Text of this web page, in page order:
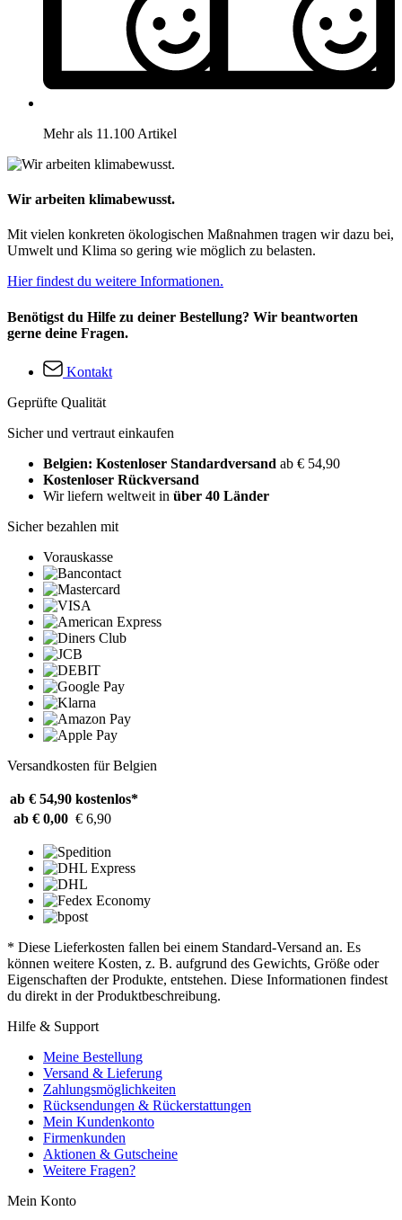
Mehr als 11.100 Artikel
Wir arbeiten klimabewusst.
Mit vielen konkreten ökologischen Maßnahmen tragen wir dazu bei,
Umwelt und Klima so gering wie möglich zu belasten.
Hier findest du weitere Informationen.
Benötigst du Hilfe zu deiner Bestellung? Wir beantworten
gerne deine Fragen.
Kontakt
Geprüfte Qualität
Sicher und vertraut einkaufen
Belgien: Kostenloser Standardversand ab € 54,90
Kostenloser Rückversand
Wir liefern weltweit in über 40 Länder
Sicher bezahlen mit
Vorauskasse
Versandkosten für Belgien
ab € 54,90 kostenlos*
ab € 0,00 € 6,90
* Diese Lieferkosten fallen bei einem Standard-Versand an. Es
können weitere Kosten, z. B. aufgrund des Gewichts, Größe oder
Eigenschaften der Produkte, entstehen. Diese Informationen findest
du direkt in der Produktbeschreibung.
Hilfe & Support
Meine Bestellung
Versand & Lieferung
Zahlungsmöglichkeiten
Rücksendungen & Rückerstattungen
Mein Kundenkonto
Firmenkunden
Aktionen & Gutscheine
Weitere Fragen?
Mein Konto